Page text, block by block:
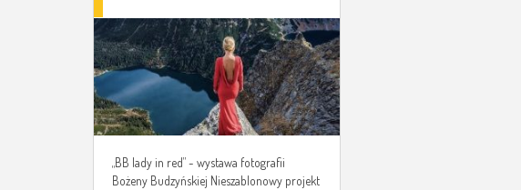
„BB lady in red” - wystawa fotografii
Bożeny Budzyńskiej Nieszablonowy projekt